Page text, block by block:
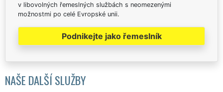
v libovolných řemeslných službách s neomezenými
možnostmi po celé Evropské unii.
Podnikejte jako řemeslník
NAŠE DALŠÍ SLUŽBY